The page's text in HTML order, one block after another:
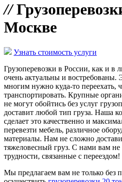
//
Москве
Узнать стоимость услуги
Грузоперевозки в России, как и в
очень актуальны и востребованы.
многим нужно куда-то переехать,
транспортировать. Крупные
не могут обойтись без услуг
доставит любой тип груза. Наша
сделает это качественно и
перевезти мебель, различное
материалы. Нам не сложно
тяжеловесный груз. С нами вам
трудности, связанные с переездом!
Мы предлагаем вам не только без